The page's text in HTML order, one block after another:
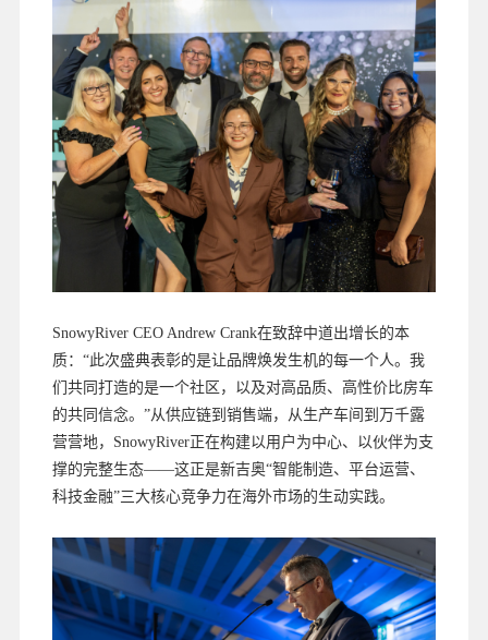
SnowyRiver CEO Andrew Crank在致辞中道出增长的本
质：“此次盛典表彰的是让品牌焕发生机的每一个人。我
们共同打造的是一个社区，以及对高品质、高性价比房车
的共同信念。”从供应链到销售端，从生产车间到万千露
营营地，SnowyRiver正在构建以用户为中心、以伙伴为支
撑的完整生态——这正是新吉奥“智能制造、平台运营、
科技金融”三大核心竞争力在海外市场的生动实践。